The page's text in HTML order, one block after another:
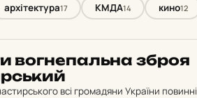
архітектура17 КМДА14 кино12
вог­не­паль­на зброя
всі громадяни України повинні